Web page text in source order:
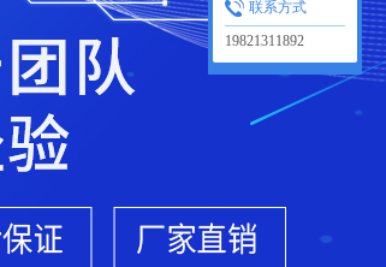
联系方式
19821311892